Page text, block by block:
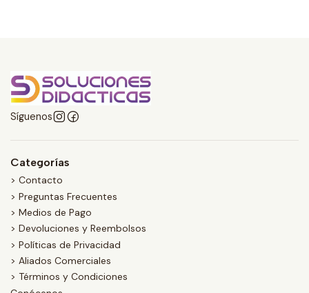
Síguenos
Categorías
> Contacto
> Preguntas Frecuentes
> Medios de Pago
> Devoluciones y Reembolsos
> Políticas de Privacidad
> Aliados Comerciales
> Términos y Condiciones